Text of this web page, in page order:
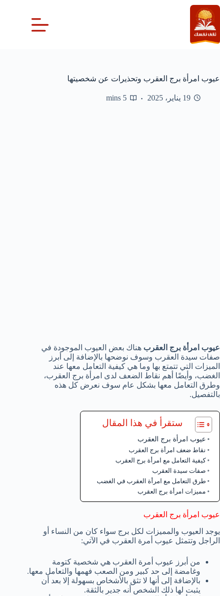
التجاوز
إلى
المحتوى
عيوب امرأة برج العقرب وتحذيرات عن شخصيتها
19 يناير، 2025 5 mins
عيوب امرأة برج العقرب هناك بعض العيوب الموجودة في
صفات سيدة العقرب وسوف نوضحها بالإضافة إلى أبرز
الميزات التي تتمتع بها وما هي كيفية التعامل معها عند
الغضب، وأيضًا أهم نقاط الضعف لدى امرأة برج العقرب،
وطرق التعامل معها بشكل عام سوف نعرض كل هذه
بالتفصيل.
ستقرأ في هذا المقال
عيوب امرأة برج العقرب
نقاط ضعف امرأة برج العقرب
كيفية التعامل مع امرأة برج العقرب
صفات سيدة العقرب
طرق التعامل مع امرأة العقرب في الغضب
مميزات امرأة برج العقرب
عيوب امرأة برج العقرب
يوجد العيوب والمميزات لكل برج سواء كان من النساء أو
الراجل وتتمثل عيوب أمرة العقرب في الآتي:
من أبرز عيوب أمرة العقرب هي شخصية كتومة
وغامضة إلى حد كبير ومن الصعب فهمها والتعامل معها.
بالإضافة إلى أنها لا تثق بالأشخاص بسهولة إلا بعد أن
يثبت لها ذلك الشخص أنه جدير بالثقة.